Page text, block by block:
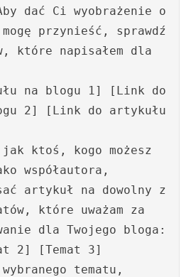
dać Ci wyobrażenie o
przynieść, sprawdź
które napisałem dla
na blogu 1] [Link do
2] [Link do artykułu
ktoś, kogo możesz
współautora,
artykuł na dowolny z
które uważam za
dla Twojego bloga:
2] [Temat 3]
tematu,